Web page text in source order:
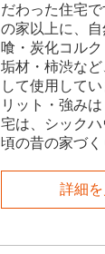
だわった住宅
の家以上に、
喰・炭化コル
垢材・柿渋な
して使用して
リット・強み
宅は、シック
頃の昔の家づく
詳細を